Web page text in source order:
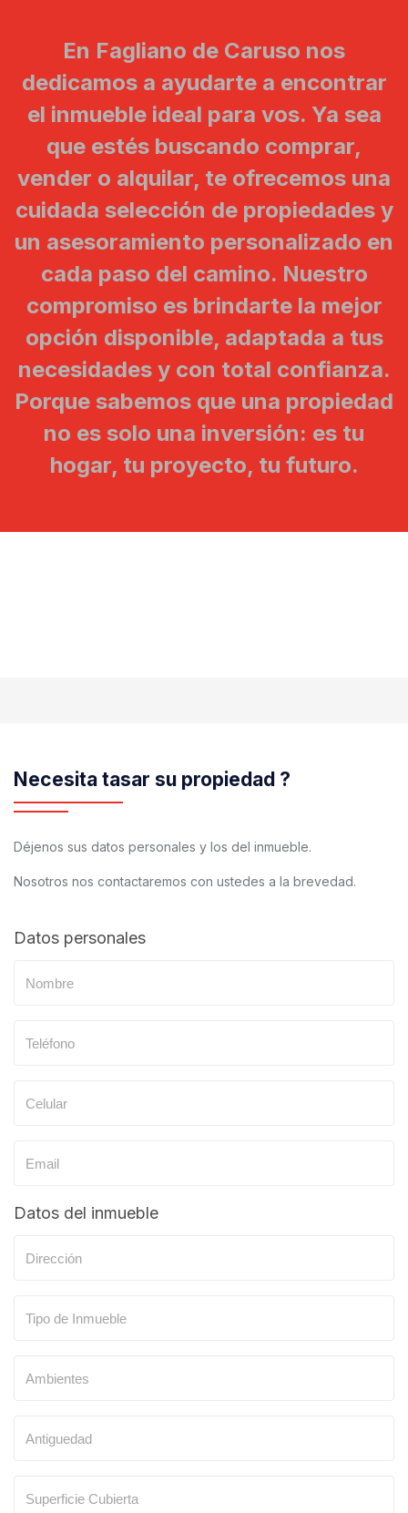
En Fagliano de Caruso nos
dedicamos a ayudarte a encontrar
el inmueble ideal para vos. Ya sea
que estés buscando comprar,
vender o alquilar, te ofrecemos una
cuidada selección de propiedades y
un asesoramiento personalizado en
cada paso del camino. Nuestro
compromiso es brindarte la mejor
opción disponible, adaptada a tus
necesidades y con total confianza.
Porque sabemos que una propiedad
no es solo una inversión: es tu
hogar, tu proyecto, tu futuro.
Necesita tasar su propiedad ?
Déjenos sus datos personales y los del inmueble.
Nosotros nos contactaremos con ustedes a la brevedad.
Datos personales
Datos del inmueble